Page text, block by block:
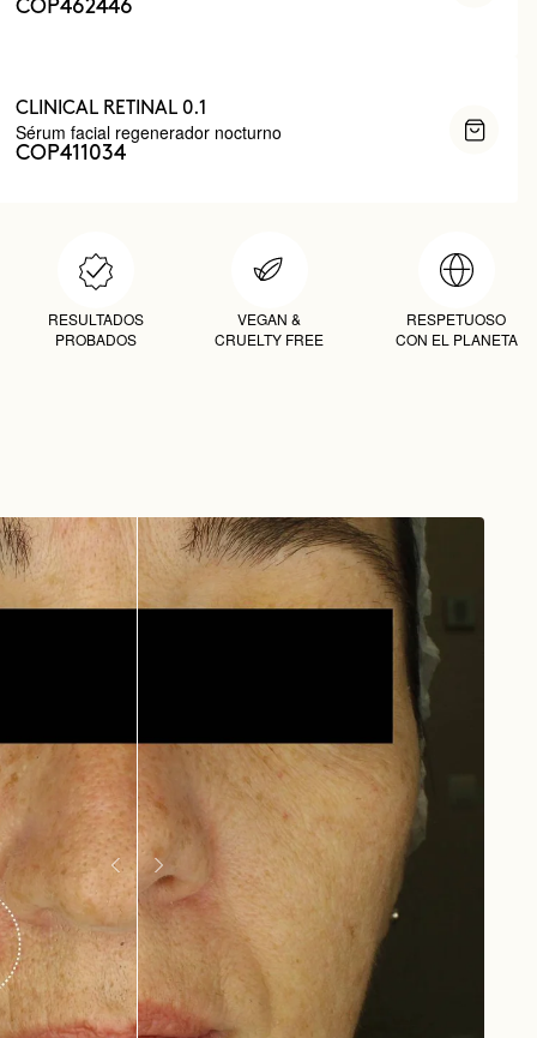
COP462446
CLINICAL RETINAL 0.1
Sérum facial regenerador nocturno
COP411034
RESULTADOS
PROBADOS
VEGAN &
CRUELTY FREE
RESPETUOSO
CON EL PLANETA